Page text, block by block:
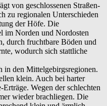
von geschlossenen Straßen-
zu regionalen Unterschieden
der Höfe. Die
im Norden und Nordosten
durch fruchtbare Böden und
wodurch sich stattliche
in den Mittelgebirgsregionen.
klein. Auch bei harter
Wegen der schlechten
wieder brachliegen. Die